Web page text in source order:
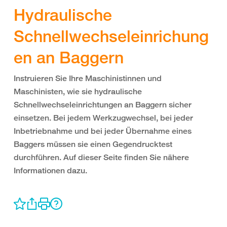
Hydraulische
Schnellwechseleinrichung
en an Baggern
Instruieren Sie Ihre Maschinistinnen und
Maschinisten, wie sie hydraulische
Schnellwechseleinrichtungen an Baggern sicher
einsetzen. Bei jedem Werkzugwechsel, bei jeder
Inbetriebnahme und bei jeder Übernahme eines
Baggers müssen sie einen Gegendrucktest
durchführen. Auf dieser Seite finden Sie nähere
Informationen dazu.